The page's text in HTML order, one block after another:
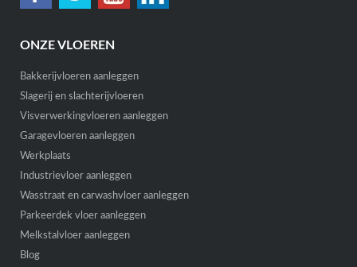
ONZE VLOEREN
Bakkerijvloeren aanleggen
Slagerij en slachterijvloeren
Visverwerkingvloeren aanleggen
Garagevloeren aanleggen
Werkplaats
Industrievloer aanleggen
Wasstraat en carwashvloer aanleggen
Parkeerdek vloer aanleggen
Melkstalvloer aanleggen
Blog